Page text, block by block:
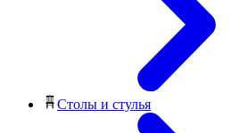
Столы и стулья